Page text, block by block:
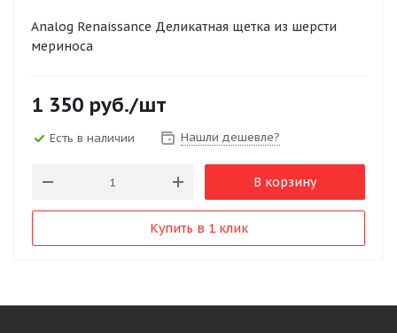
Analog Renaissance Деликатная щетка из шерсти
мериноса
1 350 руб./шт
Есть в наличии Нашли дешевле?
В корзину
Купить в 1 клик